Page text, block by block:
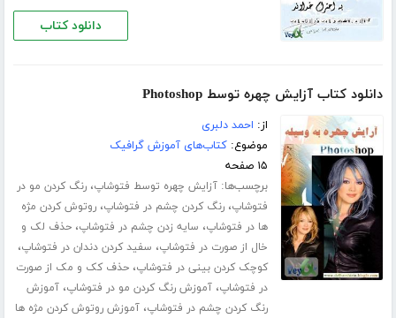
دانلود کتاب
دانلود کتاب آزایش چهره توسط Photoshop
از: احمد دلبری
موضوع:کتاب‌های آموزش گرافیک
۱۵ صفحه
برچسب‌ها:آزایش چهره توسط فتوشاپ،رنگ کردن مو در
فتوشاپ،رنگ کردن چشم در فتوشاپ،روتوش کردن مژه
ها در فتوشاپ، سایه زدن چشم در فتوشاپ،حذف لک و
خال از صورت در فتوشاپ، سفید کردن دندان در فتوشاپ،
کوچک کردن بینی در فتوشاپ،حذف کک و مک از صورت
در فتوشاپ،آموزش رنگ کردن مو در فتوشاپ،آموزش
رنگ کردن چشم در فتوشاپ،آموزش روتوش کردن مژه ها